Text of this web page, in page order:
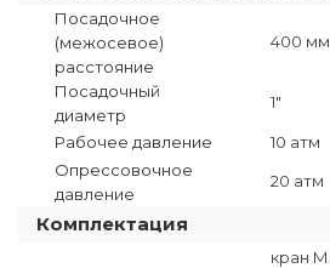
Посадочное
(межосевое)
расстояние
400 мм
Посадочный
диаметр
1"
Рабочее давление
10 атм
Опрессовочное
давление
20 атм
Комплектация
кран